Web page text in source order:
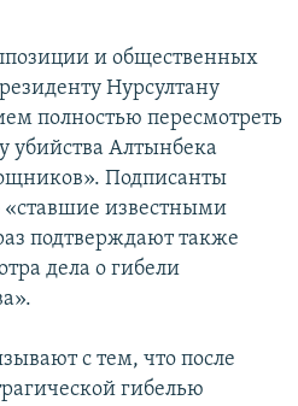
и общественных
Нурсултану
полностью пересмотреть
убийства Алтынбека
Подписанты
известными
подтверждают также
дела о гибели
с тем, что после
гибелью